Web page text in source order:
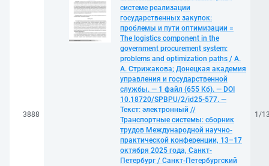
3888
системе реализации
государственных закупок:
проблемы и пути оптимизации =
The logistics component in the
government procurement system:
problems and optimization paths / А.
А. Стрижакова; Донецкая академия
управления и государственной
службы. — 1 файл (655 Кб). — DOI
10.18720/SPBPU/2/id25-577. —
Текст: электронный //
Транспортные системы: сборник
трудов Международной научно-
практической конференции, 13–17
октября 2025 года, Санкт-
Петербург / Санкт-Петербургский
1/